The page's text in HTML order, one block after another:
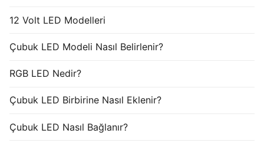
12 Volt LED Modelleri
Çubuk LED Modeli Nasıl Belirlenir?
RGB LED Nedir?
Çubuk LED Birbirine Nasıl Eklenir?
Çubuk LED Nasıl Bağlanır?